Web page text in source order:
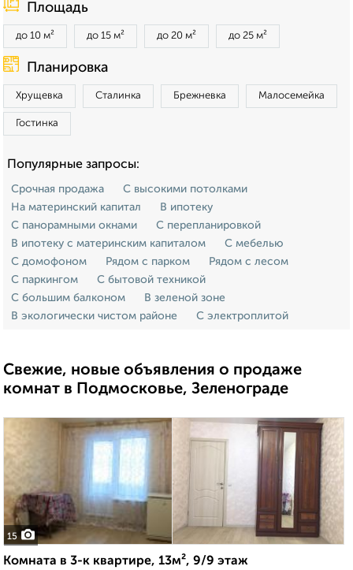
Площадь
до 10 м² до 15 м² до 20 м² до 25 м²
Планировка
Хрущевка Сталинка Брежневка Малосемейка
Гостинка
Популярные запросы:
Срочная продажа
С высокими потолками
На материнский капитал
В ипотеку
С панорамными окнами
С перепланировкой
В ипотеку с материнским капиталом
С мебелью
С домофоном
Рядом с парком
Рядом с лесом
С паркингом
С бытовой техникой
С большим балконом
В зеленой зоне
В экологически чистом районе
С электроплитой
Свежие, новые объявления о продаже
комнат в Подмосковье, Зеленограде
15
Комната в 3-к квартире, 13м², 9/9 этаж